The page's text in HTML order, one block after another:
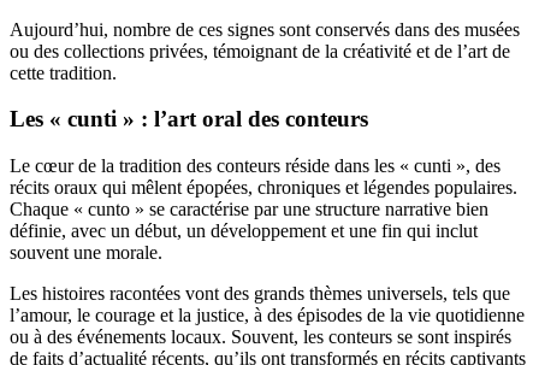
Aujourd’hui, nombre de ces signes sont conservés dans des musées
ou des collections privées, témoignant de la créativité et de l’art de
cette tradition.
Les « cunti » : l’art oral des conteurs
Le cœur de la tradition des conteurs réside dans les « cunti », des
récits oraux qui mêlent épopées, chroniques et légendes populaires.
Chaque « cunto » se caractérise par une structure narrative bien
définie, avec un début, un développement et une fin qui inclut
souvent une morale.
Les histoires racontées vont des grands thèmes universels, tels que
l’amour, le courage et la justice, à des épisodes de la vie quotidienne
ou à des événements locaux. Souvent, les conteurs se sont inspirés
de faits d’actualité récents, qu’ils ont transformés en récits captivants